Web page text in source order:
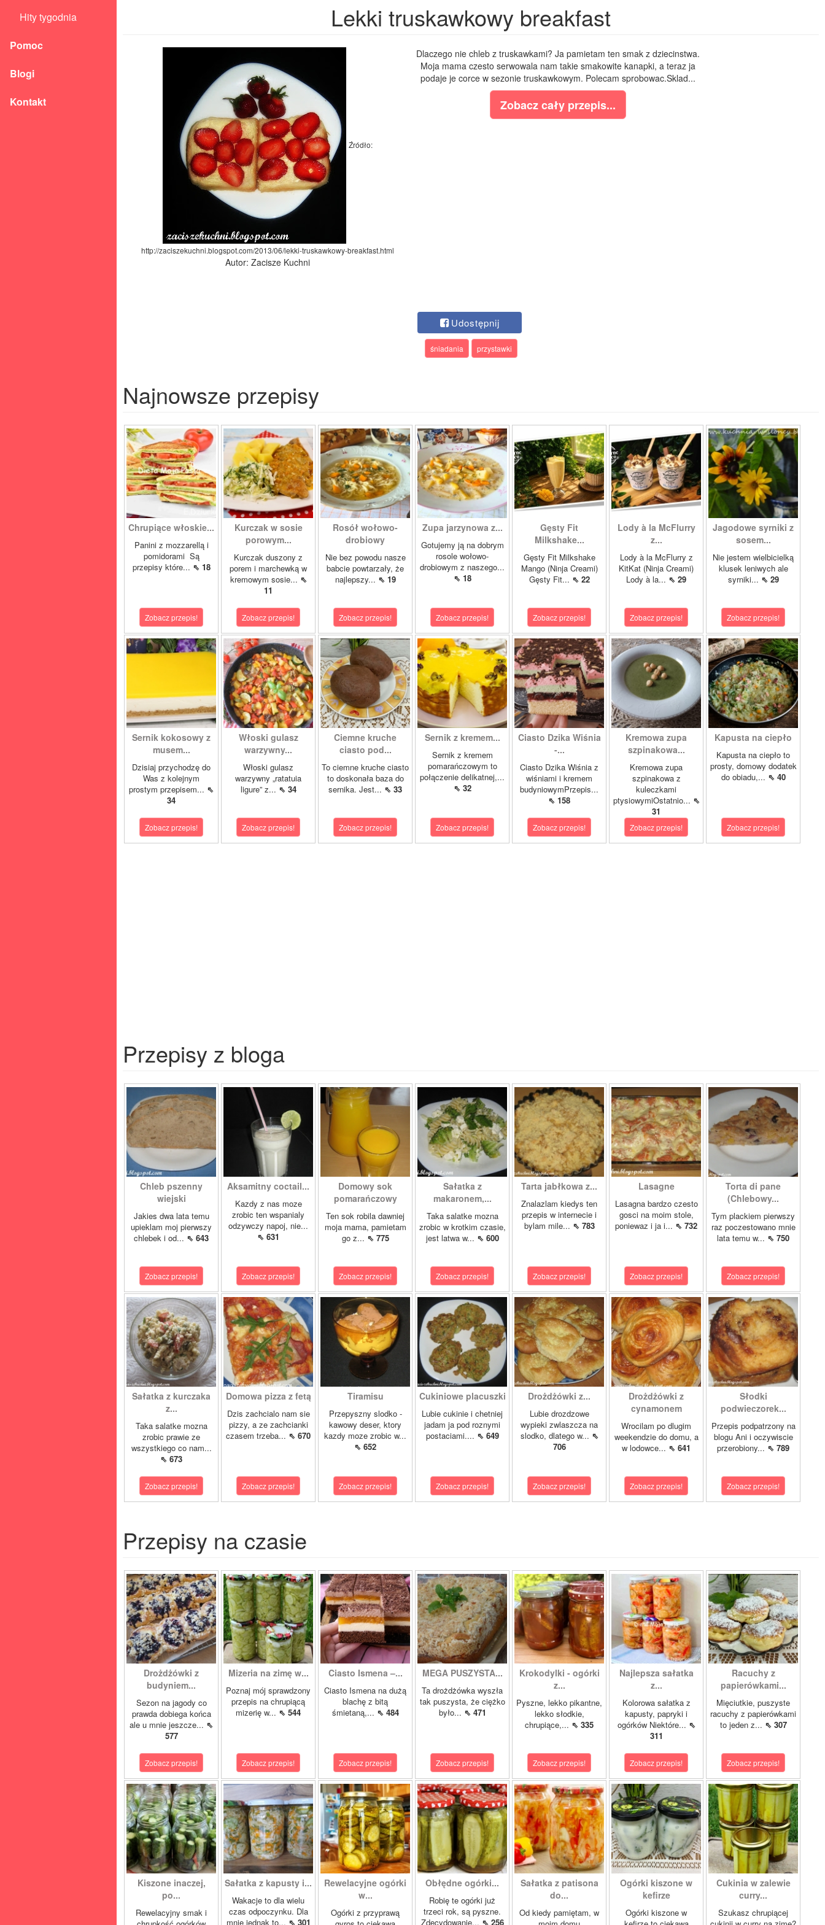
Hity tygodnia
Pomoc
Blogi
Kontakt
Lekki truskawkowy breakfast
Źródło:
http://zaciszekuchni.blogspot.com/2013/06/lekki-truskawkowy-breakfast.html
Autor: Zacisze Kuchni
Dlaczego nie chleb z truskawkami? Ja pamietam ten smak z dziecinstwa.
Moja mama czesto serwowala nam takie smakowite kanapki, a teraz ja
podaje je corce w sezonie truskawkowym. Polecam sprobowac.Sklad...
Zobacz cały przepis...
Udostępnij
śniadania przystawki
Najnowsze przepisy
Chrupiące włoskie...
Panini z mozzarellą i
pomidorami Są
przepisy które... ⇖ 18
Zobacz przepis!
Kurczak w sosie
porowym...
Kurczak duszony z
porem i marchewką w
kremowym sosie... ⇖
11
Zobacz przepis!
Rosół wołowo-
drobiowy
Nie bez powodu nasze
babcie powtarzały, że
najlepszy... ⇖ 19
Zobacz przepis!
Zupa jarzynowa z...
Gotujemy ją na dobrym
rosole wołowo-
drobiowym z naszego...
⇖ 18
Zobacz przepis!
Gęsty Fit
Milkshake...
Gęsty Fit Milkshake
Mango (Ninja Creami)
Gęsty Fit... ⇖ 22
Zobacz przepis!
Lody à la McFlurry
z...
Lody à la McFlurry z
KitKat (Ninja Creami)
Lody à la... ⇖ 29
Zobacz przepis!
Jagodowe syrniki z
sosem...
Nie jestem wielbicielką
klusek leniwych ale
syrniki... ⇖ 29
Zobacz przepis!
Sernik kokosowy z
musem...
Dzisiaj przychodzę do
Was z kolejnym
prostym przepisem... ⇖
34
Zobacz przepis!
Włoski gulasz
warzywny...
Włoski gulasz
warzywny „ratatuia
ligure” z... ⇖ 34
Zobacz przepis!
Ciemne kruche
ciasto pod...
To ciemne kruche ciasto
to doskonała baza do
sernika. Jest... ⇖ 33
Zobacz przepis!
Sernik z kremem...
Sernik z kremem
pomarańczowym to
połączenie delikatnej,...
⇖ 32
Zobacz przepis!
Ciasto Dzika Wiśnia
-...
Ciasto Dzika Wiśnia z
wiśniami i kremem
budyniowymPrzepis...
⇖ 158
Zobacz przepis!
Kremowa zupa
szpinakowa...
Kremowa zupa
szpinakowa z
kuleczkami
ptysiowymiOstatnio... ⇖
31
Zobacz przepis!
Kapusta na ciepło
Kapusta na ciepło to
prosty, domowy dodatek
do obiadu,... ⇖ 40
Zobacz przepis!
Przepisy z bloga
Chleb pszenny
wiejski
Jakies dwa lata temu
upieklam moj pierwszy
chlebek i od... ⇖ 643
Zobacz przepis!
Aksamitny coctail...
Kazdy z nas moze
zrobic ten wspanialy
odzywczy napoj, nie...
⇖ 631
Zobacz przepis!
Domowy sok
pomarańczowy
Ten sok robila dawniej
moja mama, pamietam
go z... ⇖ 775
Zobacz przepis!
Sałatka z
makaronem,...
Taka salatke mozna
zrobic w krotkim czasie,
jest latwa w... ⇖ 600
Zobacz przepis!
Tarta jabłkowa z...
Znalazlam kiedys ten
przepis w internecie i
bylam mile... ⇖ 783
Zobacz przepis!
Lasagne
Lasagna bardzo czesto
gosci na moim stole,
poniewaz i ja i... ⇖ 732
Zobacz przepis!
Torta di pane
(Chlebowy...
Tym plackiem pierwszy
raz poczestowano mnie
lata temu w... ⇖ 750
Zobacz przepis!
Sałatka z kurczaka
z...
Taka salatke mozna
zrobic prawie ze
wszystkiego co nam...
⇖ 673
Zobacz przepis!
Domowa pizza z fetą
Dzis zachcialo nam sie
pizzy, a ze zachcianki
czasem trzeba... ⇖ 670
Zobacz przepis!
Tiramisu
Przepyszny slodko -
kawowy deser, ktory
kazdy moze zrobic w...
⇖ 652
Zobacz przepis!
Cukiniowe placuszki
Lubie cukinie i chetniej
jadam ja pod roznymi
postaciami.... ⇖ 649
Zobacz przepis!
Drożdżówki z...
Lubie drozdzowe
wypieki zwlaszcza na
slodko, dlatego w... ⇖
706
Zobacz przepis!
Drożdżówki z
cynamonem
Wrocilam po dlugim
weekendzie do domu, a
w lodowce... ⇖ 641
Zobacz przepis!
Słodki
podwieczorek...
Przepis podpatrzony na
blogu Ani i oczywiscie
przerobiony... ⇖ 789
Zobacz przepis!
Przepisy na czasie
Drożdżówki z
budyniem...
Sezon na jagody co
prawda dobiega końca
ale u mnie jeszcze... ⇖
577
Zobacz przepis!
Mizeria na zimę w...
Poznaj mój sprawdzony
przepis na chrupiącą
mizerię w... ⇖ 544
Zobacz przepis!
Ciasto Ismena –...
Ciasto Ismena na dużą
blachę z bitą
śmietaną,... ⇖ 484
Zobacz przepis!
MEGA PUSZYSTA...
Ta drożdżówka wyszła
tak puszysta, że ciężko
było... ⇖ 471
Zobacz przepis!
Krokodylki - ogórki
z...
Pyszne, lekko pikantne,
lekko słodkie,
chrupiące,... ⇖ 335
Zobacz przepis!
Najlepsza sałatka
z...
Kolorowa sałatka z
kapusty, papryki i
ogórków Niektóre... ⇖
311
Zobacz przepis!
Racuchy z
papierówkami...
Mięciutkie, puszyste
racuchy z papierówkami
to jeden z... ⇖ 307
Zobacz przepis!
Kiszone inaczej,
po...
Rewelacyjny smak i
Sałatka z kapusty i...
Wakacje to dla wielu
czas odpoczynku. Dla
mnie jednak to... ⇖ 301
Rewelacyjne ogórki
w...
Ogórki z przyprawą
Obłędne ogórki...
Robię te ogórki już
trzeci rok, są pyszne.
Zdecydowanie... ⇖ 256
Sałatka z patisona
do...
Od kiedy pamiętam, w
Ogórki kiszone w
kefirze
Ogórki kiszone w
Cukinia w zalewie
curry...
Szukasz chrupiącej